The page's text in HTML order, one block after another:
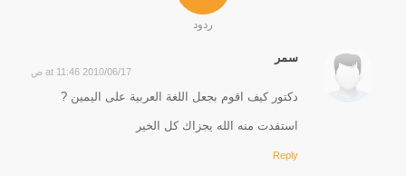
ردود
سمر
2010/06/17 at 11:46 ص
دكتور كيف اقوم بجعل اللغة العربية على اليمين ?
استفدت منه الله يجزاك كل الخير
Reply